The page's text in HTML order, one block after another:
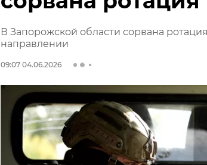
В Запорожской области сорвана
направлении
09:07 04.06.2026